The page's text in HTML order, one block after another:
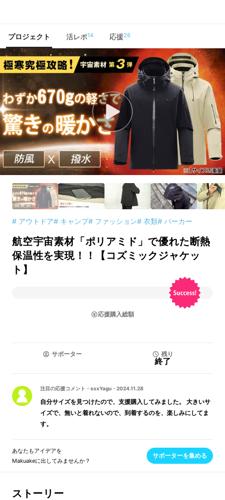
プロジェクト 活レポ14 応援26
# アウトドア# キャンプ# ファッション# 衣類# パーカー
航空宇宙素材「ポリアミド」で優れた断熱
保温性を実現！！【コズミックジャケッ
ト】
応援購入総額
サポーター 残り
終了
注目の応援コメント ・ ssxYagu ・ 2024.11.28
自分サイズを見つけたので、支援購入してみました。 大きいサ
イズで、無いと着れないので、到着するのを、楽しみにしてま
す。
あなたもアイデアを
Makuakeに出してみませんか？
サポーターを集める
ストーリー